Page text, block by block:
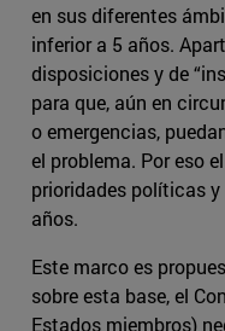
en sus diferentes
inferior a 5 años.
disposiciones y de
para que, aún en
o emergencias,
el problema. Por eso
prioridades políticas
años.
Este marco es
sobre esta base, el
Estados miembros)